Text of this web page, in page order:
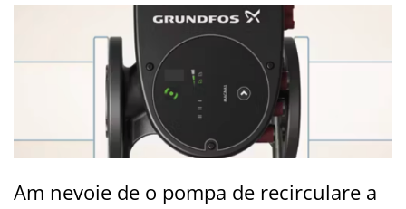
stativ
Rezervoare la semiinaltime
Rezervoare pe vas WC
Sisteme de tratare apa
si canalizare
Pompa TRITUS Pedrollo cu tocator
Pompe BC Pedrollo
Pompe MC Pedrollo
Pompe ZX Pedrollo
Am nevoie de o pompa de recirculare a